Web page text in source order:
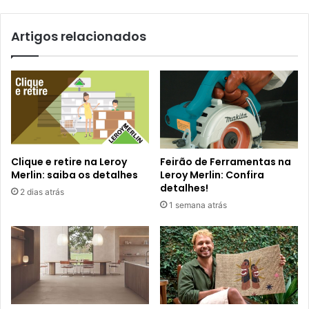
Artigos relacionados
Clique e retire na Leroy
Merlin: saiba os detalhes
2 dias atrás
Feirão de Ferramentas na
Leroy Merlin: Confira
detalhes!
1 semana atrás